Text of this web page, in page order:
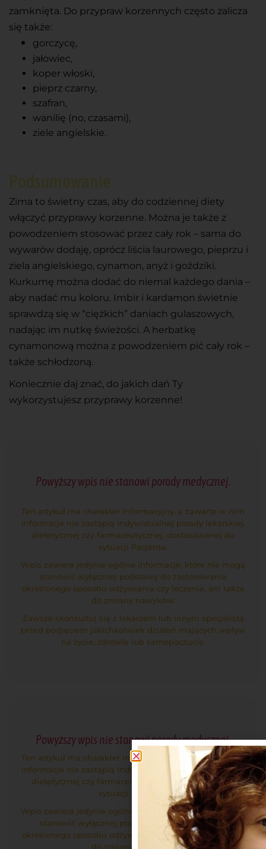
zamknięta. Do przypraw korzennych często zalicza
się także:
gorczycę,
jałowiec,
koper włoski,
pieprz czarny,
szafran,
wanilię (no, czasami),
ziele angielskie.
Podsumowanie
Zima to świetny czas, aby do codziennej diety
włączyć przyprawy korzenne. Można je także z
powodzeniem stosować przez cały rok – sama do
wywarów dodaję, oprócz liścia laurowego, pieprzu i
ziela angielskiego, cynamon, anyż i goździki.
Kurkumę można dodać do niemal każdego dania –
aby nadać mu koloru. Imbir i kardamon świetnie
sprawdzą się w “ciężkich” daniach gulaszowych,
nadając im nutkę świeżości. A herbatkę
cynamonową można z powodzeniem pić cały rok –
także schłodzoną.
Koniecznie daj znać, do jakich dań Ty
wykorzystujesz przyprawy korzenne!
Powyższy wpis nie stanowi porady medycznej.
Ten artykuł ma charakter informacyjny, a zawarte w nim
informacje nie zastąpią indywidualnej porady lekarskiej,
dietetycznej czy farmaceutycznej, dostosowanej do
sytuacji Pacjenta.
Wpis zawiera jedynie ogólne informacje, które nie mogą
stanowić wyłącznej podstawy do zastosowania
określonego sposobu odżywiania czy leczenia, ani także
do zmiany nawyków.
Zawsze skonsultuj się z lekarzem lub innym specjalistą
przed podjęciem jakichkolwiek działań mających wpływ
na życie, zdrowie lub samopoczucie.
Powyższy wpis nie stanowi porady medycznej.
Ten artykuł ma charakter informacyjny, a zawarte w nim
informacje nie zastąpią indywidualnej porady lekarskiej,
dietetycznej czy farmaceutycznej, dostosowanej do
sytuacji Pacjenta.
Wpis zawiera jedynie ogólne informacje, które nie mogą
stanowić wyłącznej podstawy do zastosowania
określonego sposobu odżywiania czy leczenia, ani także
do zmiany nawyków.